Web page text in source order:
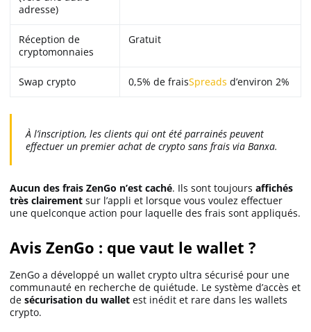
adresse)
Réception de
cryptomonnaies
Gratuit
Swap crypto 0,5% de fraisSpreads d’environ 2%
À l’inscription, les clients qui ont été parrainés peuvent
effectuer un premier achat de crypto sans frais via Banxa.
Aucun des frais ZenGo n’est caché. Ils sont toujours affichés
très clairement sur l’appli et lorsque vous voulez effectuer
une quelconque action pour laquelle des frais sont appliqués.
Avis ZenGo : que vaut le wallet ?
ZenGo a développé un wallet crypto ultra sécurisé pour une
communauté en recherche de quiétude. Le système d’accès et
de sécurisation du wallet est inédit et rare dans les wallets
crypto.